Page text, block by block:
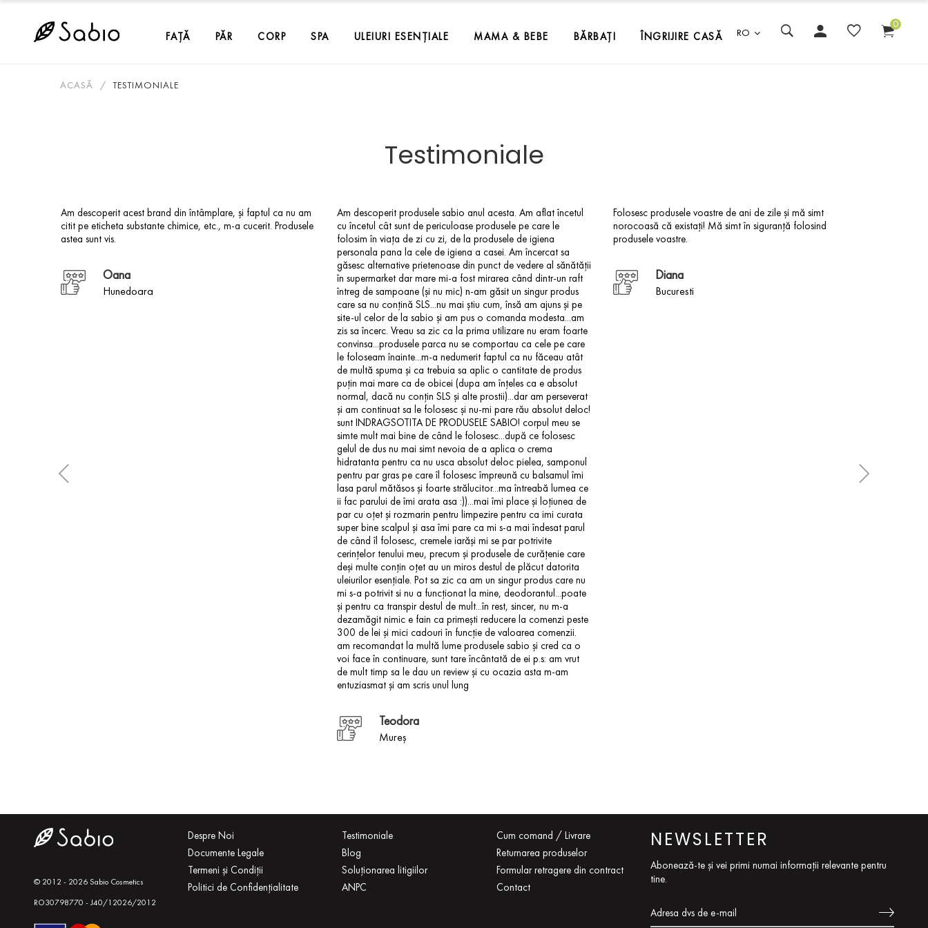
FAȚĂ PĂR CORP SPA ULEIURI ESENȚIALE MAMA & BEBE BĂRBAȚI ÎNGRIJIRE CASĂ RO
0
ACASĂ TESTIMONIALE
Testimoniale
Am descoperit acest brand din întâmplare, și faptul ca nu am
citit pe eticheta substante chimice, etc., m-a cucerit. Produsele
astea sunt vis.
Oana
Hunedoara
Am descoperit produsele sabio anul acesta. Am aflat încetul
cu încetul cât sunt de periculoase produsele pe care le
folosim în viața de zi cu zi, de la produsele de igiena
personala pana la cele de igiena a casei. Am încercat sa
găsesc alternative prietenoase din punct de vedere al sănătății
în supermarket dar mare mi-a fost mirarea când dintr-un raft
întreg de sampoane (și nu mic) n-am găsit un singur produs
care sa nu conțină SLS...nu mai știu cum, însă am ajuns și pe
site-ul celor de la sabio și am pus o comanda modesta...am
zis sa încerc. Vreau sa zic ca la prima utilizare nu eram foarte
convinsa...produsele parca nu se comportau ca cele pe care
le foloseam înainte...m-a nedumerit faptul ca nu făceau atât
de multă spuma și ca trebuia sa aplic o cantitate de produs
puțin mai mare ca de obicei (dupa am înțeles ca e absolut
normal, dacă nu conțin SLS și alte prostii)...dar am perseverat
și am continuat sa le folosesc și nu-mi pare rău absolut deloc!
sunt INDRAGSOTITA DE PRODUSELE SABIO! corpul meu se
simte mult mai bine de când le folosesc...după ce folosesc
gelul de dus nu mai simt nevoia de a aplica o crema
hidratanta pentru ca nu usca absolut deloc pielea, samponul
pentru par gras pe care îl folosesc împreună cu balsamul îmi
lasa parul mătăsos și foarte strălucitor...ma întreabă lumea ce
ii fac parului de îmi arata asa :))...mai îmi place și loțiunea de
par cu oțet și rozmarin pentru limpezire pentru ca imi curata
super bine scalpul și asa îmi pare ca mi s-a mai îndesat parul
de când îl folosesc, cremele iarăși mi se par potrivite
cerințelor tenului meu, precum și produsele de curățenie care
deși multe conțin oțet au un miros destul de plăcut datorita
uleiurilor esențiale. Pot sa zic ca am un singur produs care nu
mi s-a potrivit si nu a funcționat la mine, deodorantul...poate
și pentru ca transpir destul de mult...în rest, sincer, nu m-a
dezamăgit nimic e fain ca primești reducere la comenzi peste
300 de lei și mici cadouri în funcție de valoarea comenzii.
am recomandat la multă lume produsele sabio și cred ca o
voi face în continuare, sunt tare încântată de ei p.s: am vrut
de mult timp sa le dau un review și cu ocazia asta m-am
entuziasmat și am scris unul lung
Teodora
Mureș
Folosesc produsele voastre de ani de zile și mă simt
norocoasă că existați! Mă simt în siguranță folosind
produsele voastre.
Diana
Bucuresti
© 2012 - 2026 Sabio Cosmetics
RO30798770 - J40/12026/2012
Despre Noi
Documente Legale
Termeni și Condiții
Politici de Confidențialitate
Testimoniale
Blog
Soluționarea litigiilor
ANPC
Cum comand / Livrare
Returnarea produselor
Formular retragere din contract
Contact
NEWSLETTER
Abonează-te și vei primi numai informații relevante pentru
tine.